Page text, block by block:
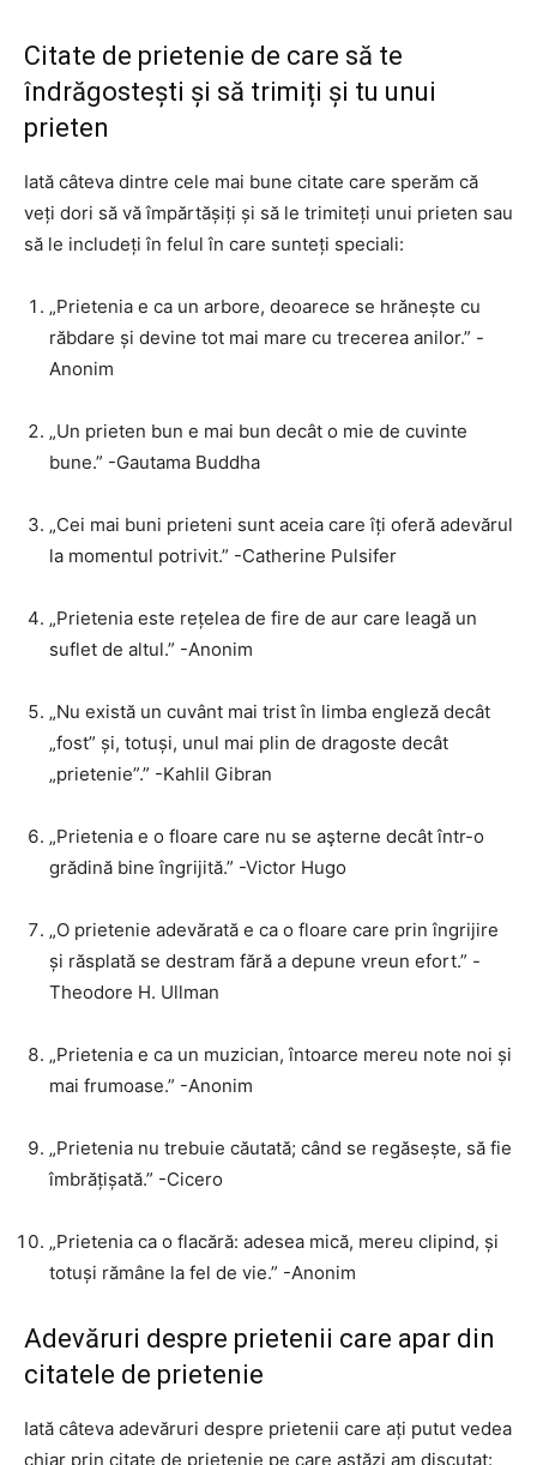
Citate de prietenie de care să te
îndrăgostești și să trimiți și tu unui
prieten
Iată câteva dintre cele mai bune citate care sperăm că
veți dori să vă împărtășiți și să le trimiteți unui prieten sau
să le includeți în felul în care sunteți speciali:
„Prietenia e ca un arbore, deoarece se hrănește cu
răbdare și devine tot mai mare cu trecerea anilor.” -
Anonim
„Un prieten bun e mai bun decât o mie de cuvinte
bune.” -Gautama Buddha
„Cei mai buni prieteni sunt aceia care îți oferă adevărul
la momentul potrivit.” -Catherine Pulsifer
„Prietenia este rețelea de fire de aur care leagă un
suflet de altul.” -Anonim
„Nu există un cuvânt mai trist în limba engleză decât
„fost” și, totuși, unul mai plin de dragoste decât
„prietenie”.” -Kahlil Gibran
„Prietenia e o floare care nu se aşterne decât într-o
grădină bine îngrijită.” -Victor Hugo
„O prietenie adevărată e ca o floare care prin îngrijire
și răsplată se destram fără a depune vreun efort.” -
Theodore H. Ullman
„Prietenia e ca un muzician, întoarce mereu note noi și
mai frumoase.” -Anonim
„Prietenia nu trebuie căutată; când se regăsește, să fie
îmbrățișată.” -Cicero
„Prietenia ca o flacără: adesea mică, mereu clipind, și
totuși rămâne la fel de vie.” -Anonim
Adevăruri despre prietenii care apar din
citatele de prietenie
Iată câteva adevăruri despre prietenii care ați putut vedea
chiar prin citate de prietenie pe care astăzi am discutat: